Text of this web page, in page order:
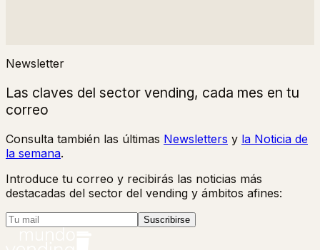
Newsletter
Las claves del sector vending, cada mes en tu
correo
Consulta también las últimas Newsletters y la Noticia de
la semana.
Introduce tu correo y recibirás las noticias más
destacadas del sector del vending y ámbitos afines:
Suscribirse